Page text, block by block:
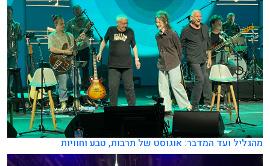
ועד המדבר: אוגוסט של תרבות, טבע וחוויות